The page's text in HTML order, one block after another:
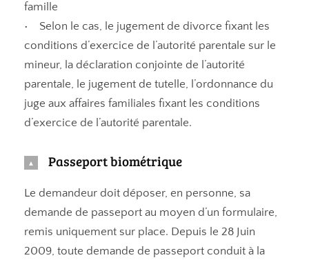
famille
• Selon le cas, le jugement de divorce fixant les
conditions d’exercice de l’autorité parentale sur le
mineur, la déclaration conjointe de l’autorité
parentale, le jugement de tutelle, l’ordonnance du
juge aux affaires familiales fixant les conditions
d’exercice de l’autorité parentale.
Passeport biométrique
Le demandeur doit déposer, en personne, sa
demande de passeport au moyen d’un formulaire,
remis uniquement sur place. Depuis le 28 Juin
2009, toute demande de passeport conduit à la